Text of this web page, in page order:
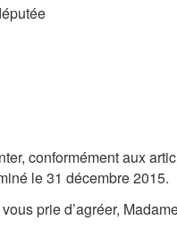
conformément aux
le 31 décembre 2015.
prie d’agréer,